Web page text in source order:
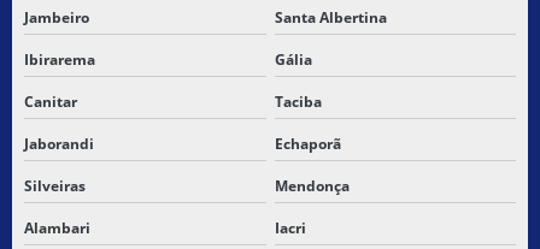
Jambeiro Santa Albertina
Ibirarema Gália
Canitar Taciba
Jaborandi Echaporã
Silveiras Mendonça
Alambari Iacri